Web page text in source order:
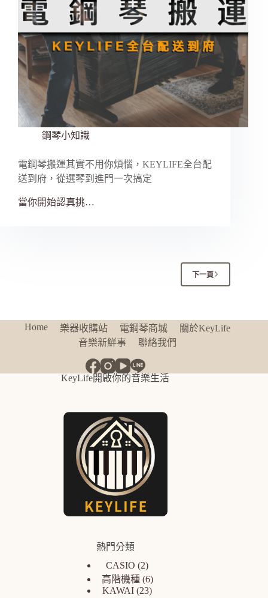
鋼琴小知識
電鋼琴搬運其實不用你煩惱，KEYLIFE全台配
送到府，從選琴到進門一次搞定
當你開始認真挑…
下一頁
Home 樂器收購站 電鋼琴商城
關於KeyLife
音樂新鮮事
聯絡我們
KeyLife開啟你的音樂生活
熱門分類
CASIO 2
高階機種 6
KAWAI 23